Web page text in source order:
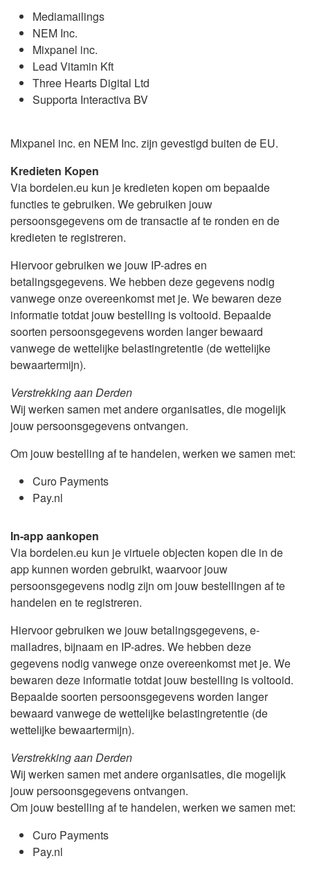
Mediamailings
NEM Inc.
Mixpanel inc.
Lead Vitamin Kft
Three Hearts Digital Ltd
Supporta Interactiva BV
Mixpanel inc. en NEM Inc. zijn gevestigd buiten de EU.
Kredieten Kopen
Via bordelen.eu kun je kredieten kopen om bepaalde
functies te gebruiken. We gebruiken jouw
persoonsgegevens om de transactie af te ronden en de
kredieten te registreren.
Hiervoor gebruiken we jouw IP-adres en
betalingsgegevens. We hebben deze gegevens nodig
vanwege onze overeenkomst met je. We bewaren deze
informatie totdat jouw bestelling is voltooid. Bepaalde
soorten persoonsgegevens worden langer bewaard
vanwege de wettelijke belastingretentie (de wettelijke
bewaartermijn).
Verstrekking aan Derden
Wij werken samen met andere organisaties, die mogelijk
jouw persoonsgegevens ontvangen.
Om jouw bestelling af te handelen, werken we samen met:
Curo Payments
Pay.nl
In-app aankopen
Via bordelen.eu kun je virtuele objecten kopen die in de
app kunnen worden gebruikt, waarvoor jouw
persoonsgegevens nodig zijn om jouw bestellingen af te
handelen en te registreren.
Hiervoor gebruiken we jouw betalingsgegevens, e-
mailadres, bijnaam en IP-adres. We hebben deze
gegevens nodig vanwege onze overeenkomst met je. We
bewaren deze informatie totdat jouw bestelling is voltooid.
Bepaalde soorten persoonsgegevens worden langer
bewaard vanwege de wettelijke belastingretentie (de
wettelijke bewaartermijn).
Verstrekking aan Derden
Wij werken samen met andere organisaties, die mogelijk
jouw persoonsgegevens ontvangen.
Om jouw bestelling af te handelen, werken we samen met:
Curo Payments
Pay.nl